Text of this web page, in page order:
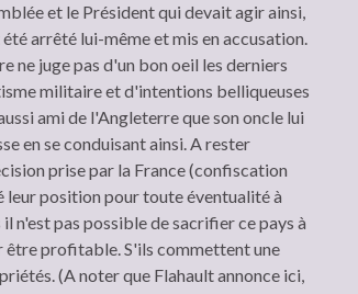
et le Président qui devait agir ainsi,
arrêté lui-même et mis en accusation.
ne juge pas d'un bon oeil les derniers
militaire et d'intentions belliqueuses
ami de l'Angleterre que son oncle lui
en se conduisant ainsi. A rester
prise par la France (confiscation
leur position pour toute éventualité à
n'est pas possible de sacrifier ce pays à
être profitable. S'ils commettent une
(A noter que Flahault annonce ici,